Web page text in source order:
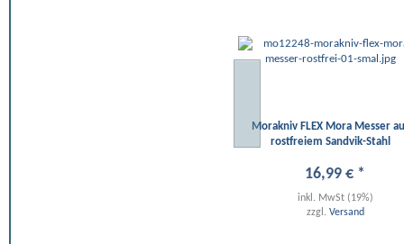
Morakniv FLEX Mora Messer
rostfreiem Sandvik-Stahl
16,99 € *
inkl. MwSt (19%)
zzgl. Versand